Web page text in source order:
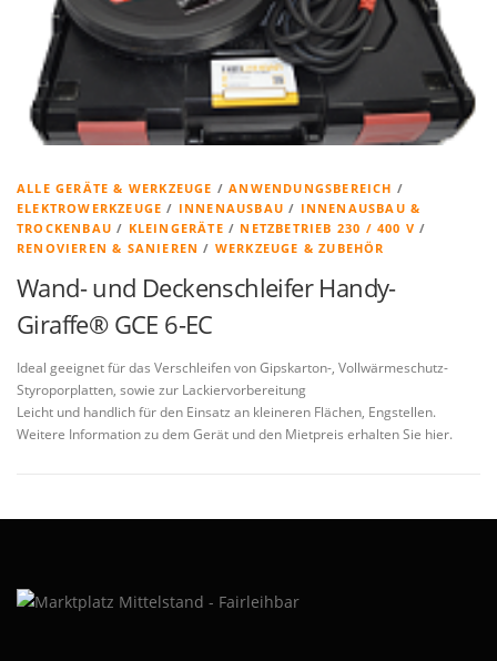
ALLE GERÄTE & WERKZEUGE /ANWENDUNGSBEREICH /
ELEKTROWERKZEUGE / INNENAUSBAU / INNENAUSBAU &
TROCKENBAU / KLEINGERÄTE / NETZBETRIEB 230 / 400 V /
RENOVIEREN & SANIEREN / WERKZEUGE & ZUBEHÖR
Wand- und Deckenschleifer Handy-
Giraffe® GCE 6-EC
Ideal geeignet für das Verschleifen von Gipskarton-, Vollwärmeschutz-
Styroporplatten, sowie zur Lackiervorbereitung
Leicht und handlich für den Einsatz an kleineren Flächen, Engstellen.
Weitere Information zu dem Gerät und den Mietpreis erhalten Sie hier.